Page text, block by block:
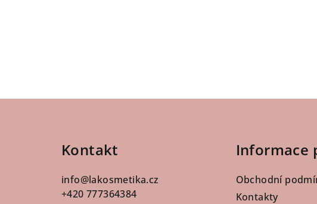
Kontakt
info@lakosmetika.cz
+420 777364384
Informace
Obchodní
Kontakty